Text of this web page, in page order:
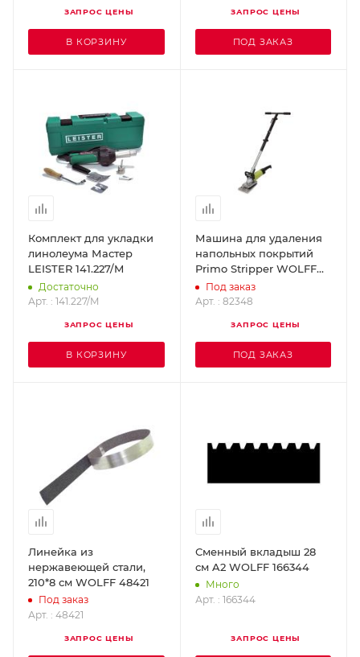
ЗАПРОС ЦЕНЫ
В КОРЗИНУ
ЗАПРОС ЦЕНЫ
ПОД ЗАКАЗ
Комплект для укладки
линолеума Мастер
LEISTER 141.227/M
Достаточно
Арт. : 141.227/M
ЗАПРОС ЦЕНЫ
В КОРЗИНУ
Машина для удаления
напольных покрытий
Primo Stripper WOLFF
82348
Под заказ
Арт. : 82348
ЗАПРОС ЦЕНЫ
ПОД ЗАКАЗ
Линейка из
нержавеющей стали,
210*8 см WOLFF 48421
Под заказ
Арт. : 48421
ЗАПРОС ЦЕНЫ
Сменный вкладыш 28
см A2 WOLFF 166344
Много
Арт. : 166344
ЗАПРОС ЦЕНЫ